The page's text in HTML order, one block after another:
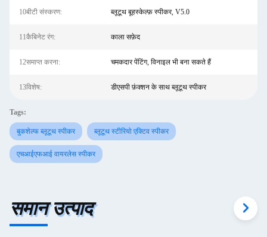
10बीटी संस्करण: ब्लूटूथ बूहस्केल्फ़ स्पीकर, V5.0
11कैबिनेट रंग: काला सफ़ेद
12समाप्त करना: चमकदार पेंटिंग, विनाइल भी बना सकते हैं
13विशेष: डीएसपी फ़ंक्शन के साथ ब्लूटूथ स्पीकर
Tags:
बुकशेल्फ ब्लूटूथ स्पीकर ब्लूटूथ स्टीरियो एक्टिव स्पीकर
एचआईएफआई वायरलेस स्पीकर
समान उत्पाद